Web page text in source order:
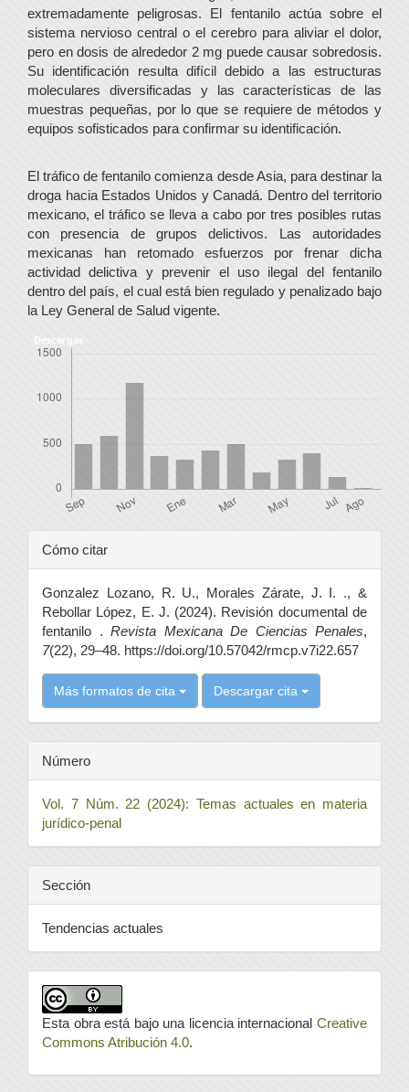
extremadamente peligrosas. El fentanilo actúa sobre el
sistema nervioso central o el cerebro para aliviar el dolor,
pero en dosis de alrededor 2 mg puede causar sobredosis.
Su identificación resulta difícil debido a las estructuras
moleculares diversificadas y las características de las
muestras pequeñas, por lo que se requiere de métodos y
equipos sofisticados para confirmar su identificación.
El tráfico de fentanilo comienza desde Asia, para destinar la
droga hacia Estados Unidos y Canadá. Dentro del territorio
mexicano, el tráfico se lleva a cabo por tres posibles rutas
con presencia de grupos delictivos. Las autoridades
mexicanas han retomado esfuerzos por frenar dicha
actividad delictiva y prevenir el uso ilegal del fentanilo
dentro del país, el cual está bien regulado y penalizado bajo
la Ley General de Salud vigente.
Descargas
Detalles
del
artículo
Cómo citar
Gonzalez Lozano, R. U., Morales Zárate, J. I. ., &
Rebollar López, E. J. (2024). Revisión documental de
fentanilo . Revista Mexicana De Ciencias Penales,
7(22), 29–48. https://doi.org/10.57042/rmcp.v7i22.657
Más formatos de cita Descargar cita
Número
Vol. 7 Núm. 22 (2024): Temas actuales en materia
jurídico-penal
Sección
Tendencias actuales
Esta obra está bajo una licencia internacional Creative
Commons Atribución 4.0.